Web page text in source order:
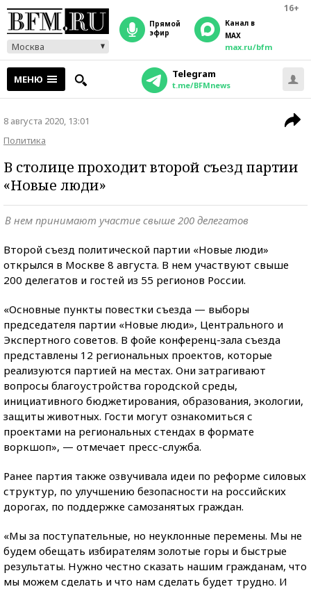
16+
Москва
прямой
эфир
Канал в
MAX
max.ru/bfm
МЕНЮ Telegram
t.me/BFMnews
8 августа 2020, 13:01
Политика
В столице проходит второй съезд партии
«Новые люди»
В нем принимают участие свыше 200 делегатов
Второй съезд политической партии «Новые люди»
открылся в Москве 8 августа. В нем участвуют свыше
200 делегатов и гостей из 55 регионов России.
«Основные пункты повестки съезда — выборы
председателя партии «Новые люди», Центрального и
Экспертного советов. В фойе конференц-зала съезда
представлены 12 региональных проектов, которые
реализуются партией на местах. Они затрагивают
вопросы благоустройства городской среды,
инициативного бюджетирования, образования, экологии,
защиты животных. Гости могут ознакомиться с
проектами на региональных стендах в формате
воркшоп», — отмечает пресс-служба.
Ранее партия также озвучивала идеи по реформе силовых
структур, по улучшению безопасности на российских
дорогах, по поддержке самозанятых граждан.
«Мы за поступательные, но неуклонные перемены. Мы не
будем обещать избирателям золотые горы и быстрые
результаты. Нужно честно сказать нашим гражданам, что
мы можем сделать и что нам сделать будет трудно. И